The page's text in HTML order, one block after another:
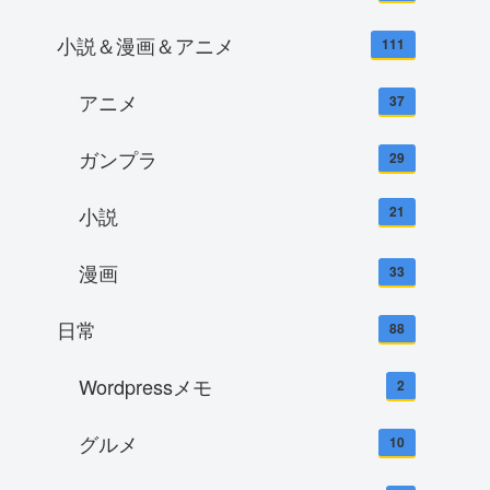
小説＆漫画＆アニメ
111
アニメ 37
ガンプラ 29
小説 21
漫画 33
日常 88
Wordpressメモ 2
グルメ 10